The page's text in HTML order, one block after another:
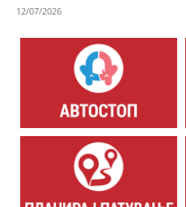
12/07/2026